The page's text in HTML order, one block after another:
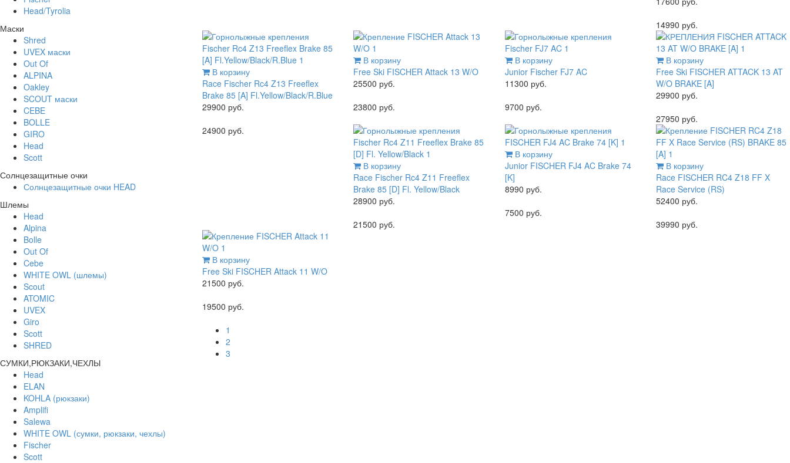
14990 руб.
В корзину
Race Fischer Rc4 Z13 Freeflex
Brake 85 [A] Fl.Yellow/Black/R.Blue
29900 руб.
24900 руб.
В корзину
Free Ski FISCHER Attack 13 W/O
25500 руб.
23800 руб.
В корзину
Junior Fischer FJ7 AC
11300 руб.
9700 руб.
В корзину
Free Ski FISCHER ATTACK 13 AT
W/O BRAKE [A]
29900 руб.
27950 руб.
В корзину
Race Fischer Rc4 Z11 Freeflex
Brake 85 [D] Fl. Yellow/Black
28900 руб.
21500 руб.
В корзину
Junior FISCHER FJ4 AC Brake 74
[K]
8990 руб.
7500 руб.
В корзину
Race FISCHER RC4 Z18 FF X
Race Service (RS)
52400 руб.
39990 руб.
В корзину
Free Ski FISCHER Attack 11 W/O
21500 руб.
19500 руб.
1
2
3
Head/Tyrolia
Маски
Shred
UVEX маски
Out Of
ALPINA
Oakley
SCOUT маски
CEBE
BOLLE
GIRO
Head
Scott
Солнцезащитные очки
Солнцезащитные очки HEAD
Шлемы
Head
Alpina
Bolle
Out Of
Cebe
WHITE OWL (шлемы)
Scout
ATOMIC
UVEX
Giro
Scott
SHRED
СУМКИ,РЮКЗАКИ,ЧЕХЛЫ
Head
ELAN
KOHLA (рюкзаки)
Amplifi
Salewa
WHITE OWL (сумки, рюкзаки, чехлы)
Fischer
Scott